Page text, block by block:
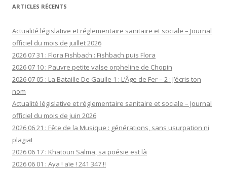
ARTICLES RÉCENTS
Actualité législative et réglementaire sanitaire et sociale – Journal
officiel du mois de juillet 2026
2026 07 31 : Flora Fishbach : Fishbach puis Flora
2026 07 10 : Pauvre petite valse orpheline de Chopin
2026 07 05 : La Bataille De Gaulle 1 : L’Âge de Fer – 2 : J’écris ton
nom
Actualité législative et réglementaire sanitaire et sociale – Journal
officiel du mois de juin 2026
2026 06 21 : Fête de la Musique : générations, sans usurpation ni
plagiat
2026 06 17 : Khatoun Salma, sa poésie est là
2026 06 01 : Aya ! aïe ! 241 347 !!